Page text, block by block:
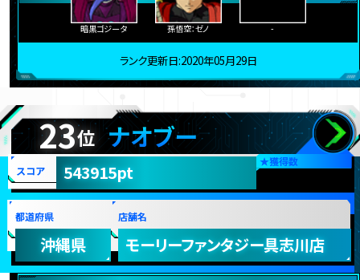
暗黒ゴジータ 孫悟空：ゼノ -
ランク更新日:2020年05月29日
23位 ナオブー
★獲得数
スコア 543915pt
都道府県
沖縄県
店舗名
モーリーファンタジー具志川店